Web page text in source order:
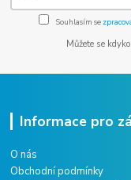
Souhlasím se
Můžete se
Informace pro
O nás
Obchodní podmínky